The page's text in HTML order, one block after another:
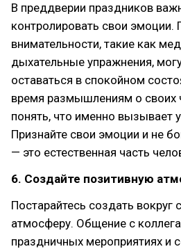
В преддверии праздников
контролировать свои эмоции.
внимательности, такие как
дыхательные упражнения,
оставаться в спокойном
время размышлениям о своих
понять, что именно вызывает
Признайте свои эмоции и не
— это естественная часть
6. Создайте позитивную
Постарайтесь создать вокруг
атмосферу. Общение с
праздничных мероприятиях и